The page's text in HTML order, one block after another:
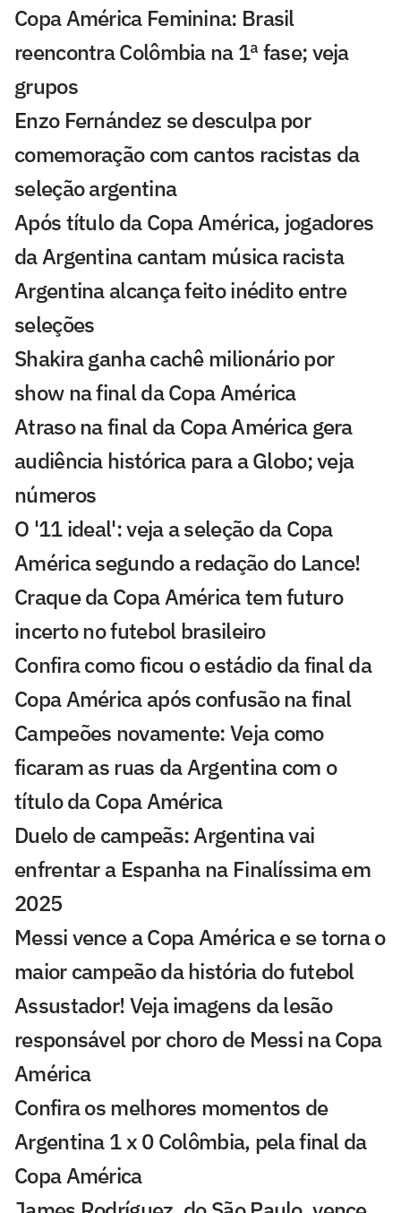
Copa América Feminina: Brasil
reencontra Colômbia na 1ª fase; veja
grupos
Enzo Fernández se desculpa por
comemoração com cantos racistas da
seleção argentina
Após título da Copa América, jogadores
da Argentina cantam música racista
Argentina alcança feito inédito entre
seleções
Shakira ganha cachê milionário por
show na final da Copa América
Atraso na final da Copa América gera
audiência histórica para a Globo; veja
números
O '11 ideal': veja a seleção da Copa
América segundo a redação do Lance!
Craque da Copa América tem futuro
incerto no futebol brasileiro
Confira como ficou o estádio da final da
Copa América após confusão na final
Campeões novamente: Veja como
ficaram as ruas da Argentina com o
título da Copa América
Duelo de campeãs: Argentina vai
enfrentar a Espanha na Finalíssima em
2025
Messi vence a Copa América e se torna o
maior campeão da história do futebol
Assustador! Veja imagens da lesão
responsável por choro de Messi na Copa
América
Confira os melhores momentos de
Argentina 1 x 0 Colômbia, pela final da
Copa América